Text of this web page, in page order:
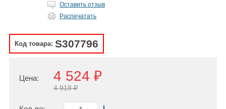
Оставить отзыв
Распечатать
Код товара: S307796
Цена: 4 524 ₽
4 918 ₽